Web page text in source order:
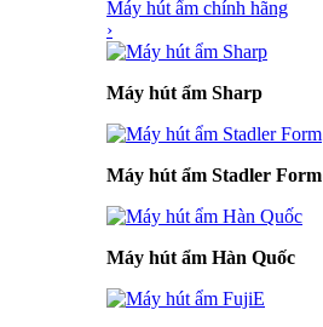
Máy hút ẩm chính hãng
›
Máy hút ẩm Sharp
Máy hút ẩm Stadler Form
Máy hút ẩm Hàn Quốc